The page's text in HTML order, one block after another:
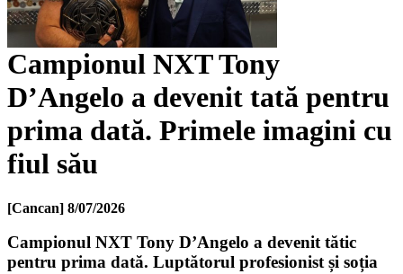
Campionul NXT Tony
D’Angelo a devenit tată pentru
prima dată. Primele imagini cu
fiul său
[Cancan] 8/07/2026
Campionul NXT Tony D’Angelo a devenit tătic
pentru prima dată. Luptătorul profesionist și soția